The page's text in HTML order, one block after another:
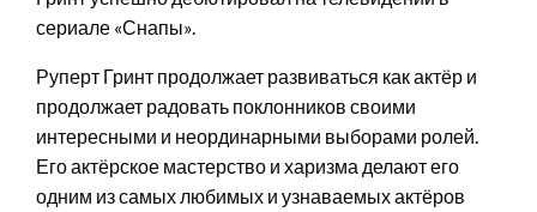
сериале «Снапы».
Руперт Гринт продолжает развиваться как актёр и
продолжает радовать поклонников своими
интересными и неординарными выборами ролей.
Его актёрское мастерство и харизма делают его
одним из самых любимых и узнаваемых актёров